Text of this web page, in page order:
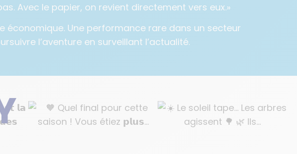
Avec le papier, on revient directement vers eux.»
économique. Une performance rare dans un secteur
l’aventure en surveillant l’actualité.